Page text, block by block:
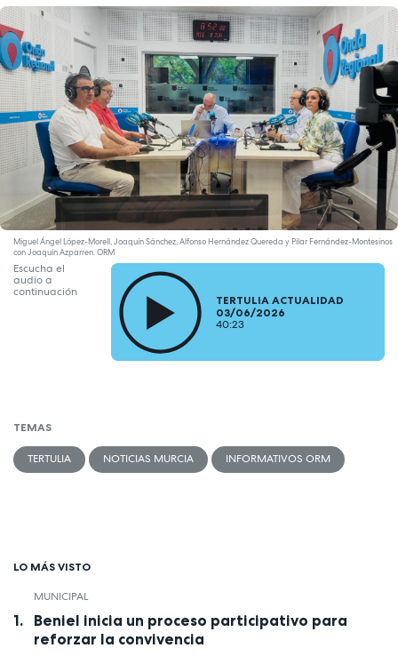
Miguel Ángel López-Morell, Joaquín Sánchez, Alfonso Hernández Quereda y Pilar Fernández-Montesinos
con Joaquín Azparren. ORM
Escucha el
audio a
continuación
TERTULIA ACTUALIDAD
03/06/2026
40:23
TEMAS
TERTULIA NOTICIAS MURCIA INFORMATIVOS ORM
LO MÁS VISTO
MUNICIPAL
Beniel inicia un proceso participativo para
reforzar la convivencia